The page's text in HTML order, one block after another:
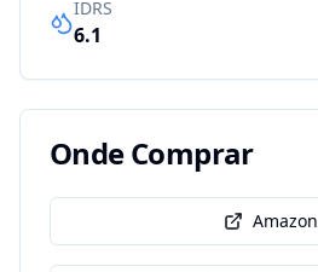
IDRS
6.1
Onde Comprar
Amazon